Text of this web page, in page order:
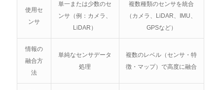
使用セ
ンサ
単一または少数のセ
ンサ（例：カメラ、
LiDAR）
複数種類のセンサを統合
（カメラ、LiDAR、IMU、
GPSなど）
情報の
融合方
法
単純なセンサデータ
処理
複数のレベル（センサ・特
徴・マップ）で高度に融合